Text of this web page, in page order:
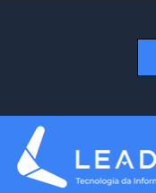
Planilhas